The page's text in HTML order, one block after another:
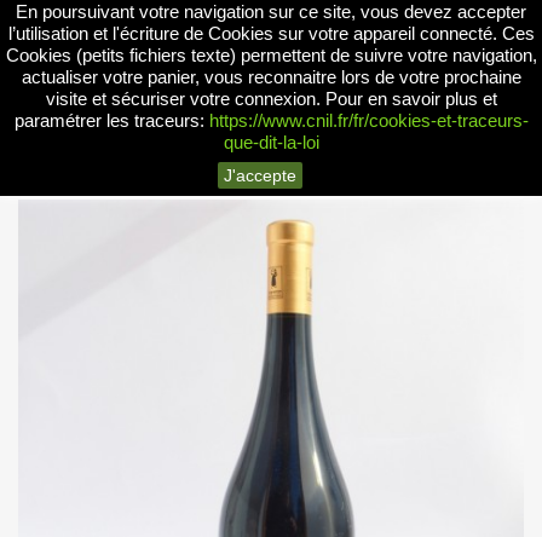
 
search
En poursuivant votre navigation sur ce site, vous devez accepter
l’utilisation et l'écriture de Cookies sur votre appareil connecté. Ces
Cookies (petits fichiers texte) permettent de suivre votre navigation,
actualiser votre panier, vous reconnaitre lors de votre prochaine
visite et sécuriser votre connexion. Pour en savoir plus et
paramétrer les traceurs: https://www.cnil.fr/fr/cookies-et-traceurs-
que-dit-la-loi
J'accepte